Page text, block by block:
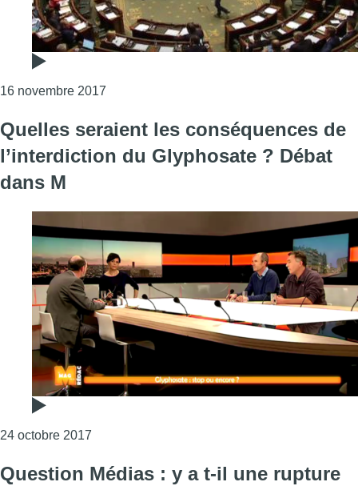
16 novembre 2017
Quelles seraient les conséquences de
l’interdiction du Glyphosate ? Débat
dans M
24 octobre 2017
Question Médias : y a t-il une rupture